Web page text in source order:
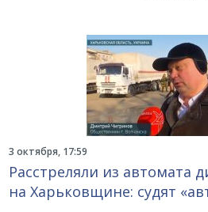
3 октября, 17:59
Расстреляли из автомата
на Харьковщине: судят